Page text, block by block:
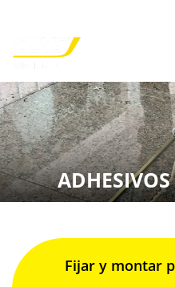
×
PRODUCTOS
RECOMENDADOR
APLICACIONES
CALCULADORA
SOBRE CEYS
SUSCRIBIRME
Fijar y montar